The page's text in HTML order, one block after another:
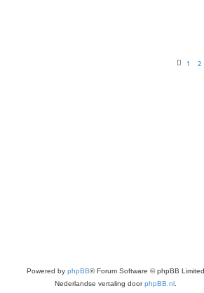
1 2
Powered by phpBB® Forum Software © phpBB Limited
Nederlandse vertaling doorphpBB.nl .